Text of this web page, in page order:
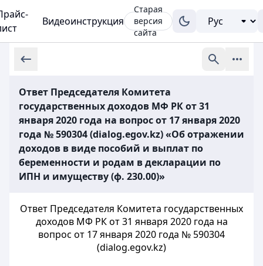
Видеоинструкция
Старая
версия
сайта
Ответ Председателя Комитета
государственных доходов МФ РК от 31
января 2020 года на вопрос от 17 января 2020
года № 590304 (dialog.egov.kz) «Об отражении
доходов в виде пособий и выплат по
беременности и родам в декларации по
ИПН и имуществу (ф. 230.00)»
Ответ Председателя Комитета государственных
доходов МФ РК от 31 января 2020 года на
вопрос от 17 января 2020 года № 590304
(dialog.egov.kz)